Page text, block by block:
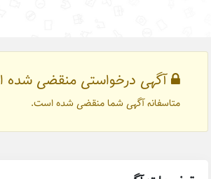
آگهی درخواستی منقضی
متاسفانه آگهی شما منقضی شده است.